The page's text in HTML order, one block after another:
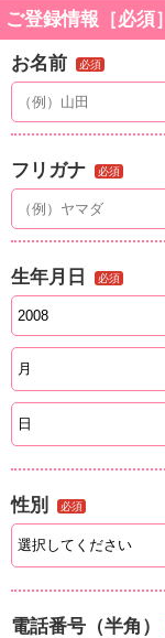
ご登録情報［必須］
お名前 必須
フリガナ 必須
生年月日 必須
性別 必須
電話番号（半角）